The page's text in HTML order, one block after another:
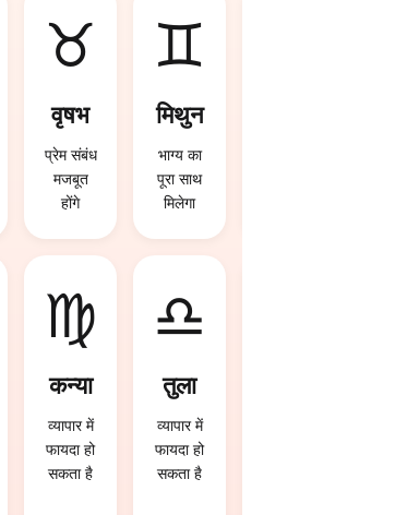
♉
वृषभ
प्रेम संबंध
मजबूत
होंगे
♊
मिथुन
भाग्य का
पूरा साथ
मिलेगा
♍
कन्या
व्यापार में
फायदा हो
सकता है
♎
तुला
व्यापार में
फायदा हो
सकता है